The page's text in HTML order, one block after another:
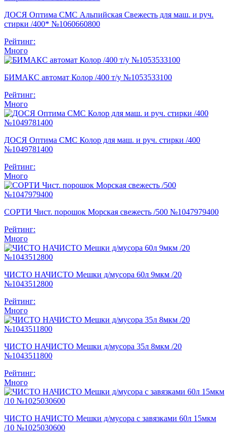
ДОСЯ Оптима СМС Альпийская Свежесть для маш. и руч.
стирки /400* №1060660800
Рейтинг:
Много
БИМАКС автомат Колор /400 т/у №1053533100
Рейтинг:
Много
ДОСЯ Оптима СМС Колор для маш. и руч. стирки /400
№1049781400
Рейтинг:
Много
СОРТИ Чист. порошок Морская свежесть /500 №1047979400
Рейтинг:
Много
ЧИСТО НАЧИСТО Мешки д/мусора 60л 9мкм /20
№1043512800
Рейтинг:
Много
ЧИСТО НАЧИСТО Мешки д/мусора 35л 8мкм /20
№1043511800
Рейтинг:
Много
ЧИСТО НАЧИСТО Мешки д/мусора с завязками 60л 15мкм
/10 №1025030600